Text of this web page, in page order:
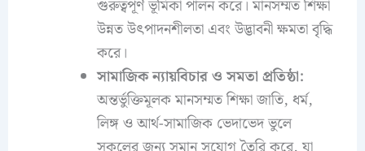
গুরুত্বপূর্ণ ভূমিকা পালন করে। মানসম্মত শিক্ষা
উন্নত উৎপাদনশীলতা এবং উদ্ভাবনী ক্ষমতা বৃদ্ধি
করে।
সামাজিক ন্যায়বিচার ও সমতা প্রতিষ্ঠা:
অন্তর্ভুক্তিমূলক মানসম্মত শিক্ষা জাতি, ধর্ম,
লিঙ্গ ও আর্থ-সামাজিক ভেদাভেদ ভুলে